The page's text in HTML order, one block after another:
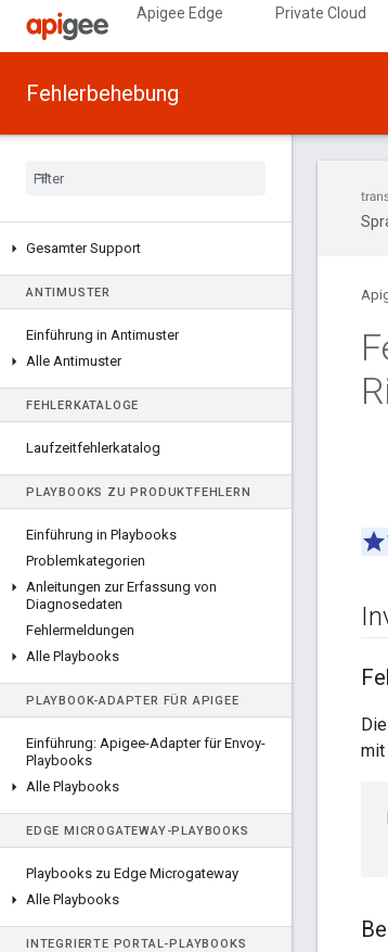
Apigee Edge Private Cloud
Fehlerbehebung
Gesamter Support
ANTIMUSTER
Einführung in Antimuster
Alle Antimuster
FEHLERKATALOGE
Laufzeitfehlerkatalog
PLAYBOOKS ZU PRODUKTFEHLERN
Einführung in Playbooks
Problemkategorien
Anleitungen zur Erfassung von
Diagnosedaten
Fehlermeldungen
Alle Playbooks
PLAYBOOK-ADAPTER FÜR APIGEE
Einführung: Apigee-Adapter für Envoy-
Playbooks
Alle Playbooks
EDGE MICROGATEWAY-PLAYBOOKS
Playbooks zu Edge Microgateway
Alle Playbooks
INTEGRIERTE PORTAL-PLAYBOOKS
mit